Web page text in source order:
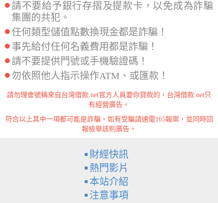
請不要給予銀行存摺及提款卡，以免成為詐騙
集團的共犯。
任何類型儲值點數換現金都是詐騙！
事先給付任何名義費用都是詐騙！
請不要提供門號或手機驗證碼！
勿依照他人指示操作ATM、或匯款！
請勿理會號稱來自台灣借款.net官方人員要你貸款的，台灣借款.net只
有經營廣告。
符合以上其中一項都可能是詐騙。如有受騙請速電165報案，並同時回
報檢舉該則廣告。
財經快訊
熱門影片
本站介紹
注意事項